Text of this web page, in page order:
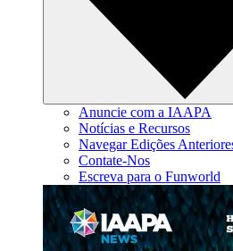
Anuncie com a IAAPA
Notícias e Recursos
Navegar Edições
Contate-Nos
Escreva para o Funworld